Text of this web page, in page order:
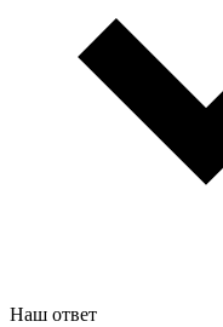
Наш ответ